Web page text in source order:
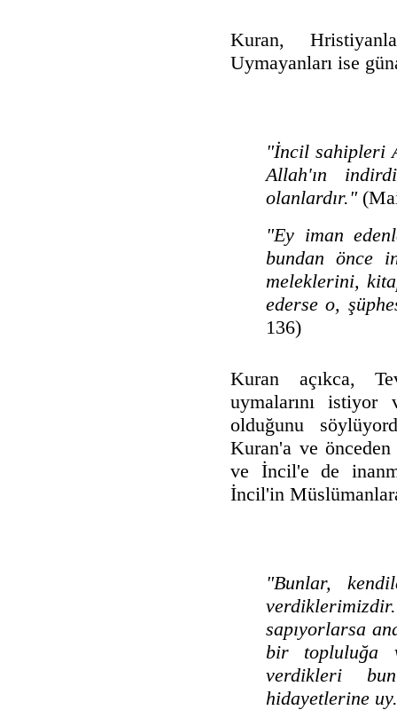
Kuran,
Uymayanları ise
"İncil sahipleri
Allah'ın
olanlardır."
"Ey iman
bundan önce
meleklerini,
ederse o,
136)
Kuran açıkca,
uymalarını
olduğunu
Kuran'a ve
ve İncil'e de
İncil'in
"Bunlar,
sapıyorlarsa
bir topluluğa
verdikleri
hidayetlerine